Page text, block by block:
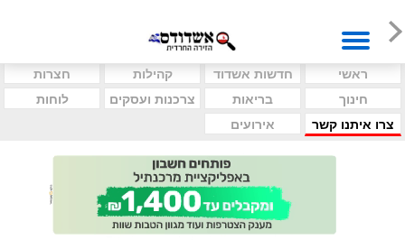
ראשי חדשות אשדוד קהילות
חצרות
חינוך
בריאות צרכנות ועסקים
לוחות
צרו איתנו קשר
אירועים